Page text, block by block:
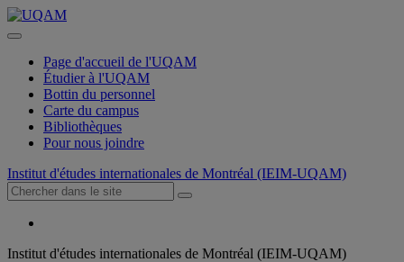
Page d'accueil de l'UQAM
Étudier à l'UQAM
Bottin du personnel
Carte du campus
Bibliothèques
Pour nous joindre
Institut d'études internationales de Montréal (IEIM-UQAM)
Institut d'études internationales de Montréal (IEIM-UQAM)